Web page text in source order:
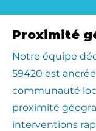
Proximité
​Notre équipe
59420 est
communauté
proximité
interventions